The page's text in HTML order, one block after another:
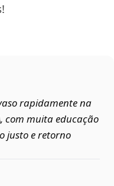
rapidamente na
com muita educação
justo e retorno